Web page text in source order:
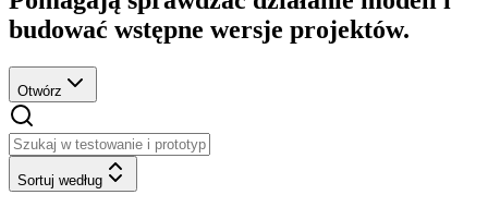
budować wstępne wersje projektów.
Otwórz
Sortuj według